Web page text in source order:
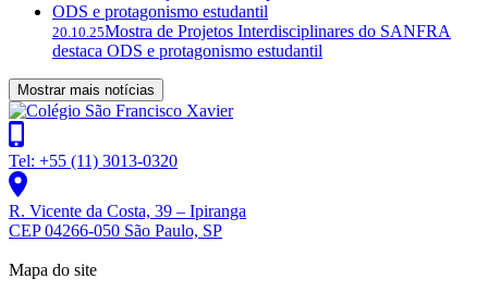
20.10.25Mostra de Projetos Interdisciplinares do SANFRA
destaca ODS e protagonismo estudantil
Mostrar mais notícias
Tel: +55 (11) 3013-0320
R. Vicente da Costa, 39 – Ipiranga
CEP 04266-050 São Paulo, SP
Mapa do site